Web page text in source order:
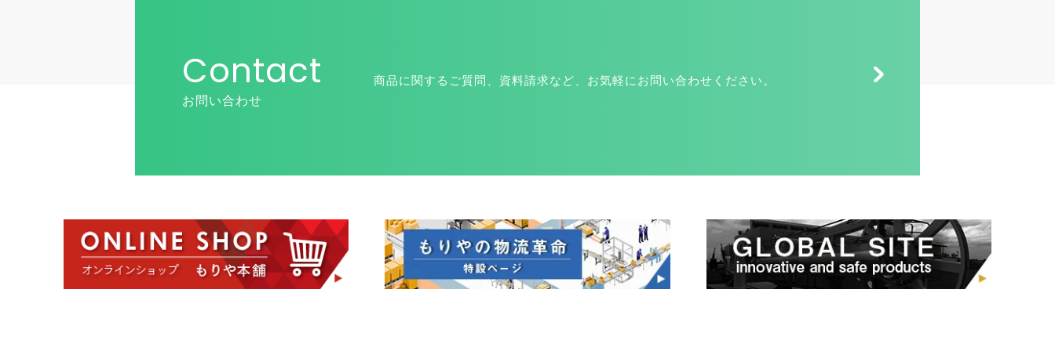
Contact
お問い合わせ
商品に関するご質問、資料請求など、お気軽にお問い合わせください。